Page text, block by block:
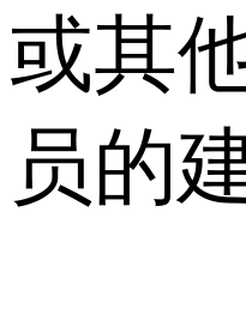
或其
员的